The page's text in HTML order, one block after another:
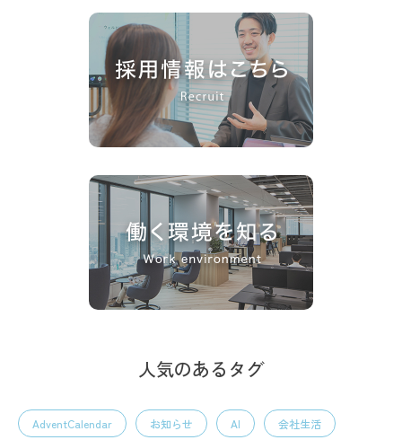
人気のあるタグ
AdventCalendar お知らせ AI 会社生活